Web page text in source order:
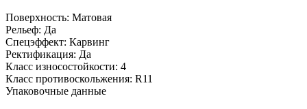
Поверхность: Матовая
Рельеф: Да
Спецэффект: Карвинг
Ректификация: Да
Класс износостойкости: 4
Класс противоскольжения: R11
Упаковочные данные